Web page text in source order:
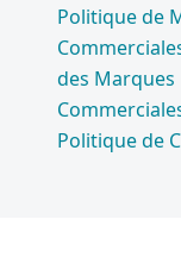
Politique de
des Marques
Politique de